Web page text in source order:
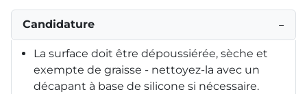
Candidature −
La surface doit être dépoussiérée, sèche et
exempte de graisse - nettoyez-la avec un
décapant à base de silicone si nécessaire.